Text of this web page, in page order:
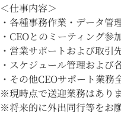
＜仕事内容＞
・各種事務作業・データ管
・CEOとのミーティング参
・営業サポートおよび取引
・スケジュール管理および
・その他CEOサポート業務
※現時点で送迎業務はありま
※将来的に外出同行等をお